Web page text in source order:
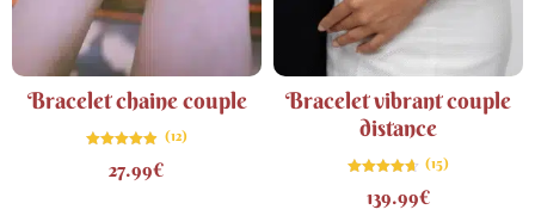
Bracelet chaine couple
4.83
sur 5
(12)
27.99€
Bracelet vibrant couple
distance
4.67
sur 5
(15)
139.99€